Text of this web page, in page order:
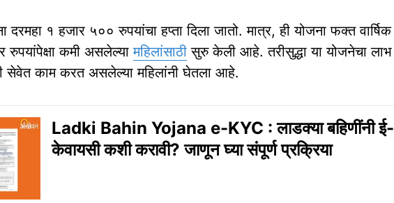
दरमहा १ हजार ५०० रुपयांचा हप्ता दिला जातो. मात्र, ही योजना फक्त वार्षिक
कमी असलेल्यामहिलांसाठी सुरु केली आहे. तरीसुद्धा या योजनेचा लाभ
सेवेत काम करत असलेल्या महिलांनी घेतला आहे.
Ladki Bahin Yojana e-KYC : लाडक्या बहिणींनी ई-
केवायसी कशी करावी? जाणून घ्या संपूर्ण प्रक्रिया